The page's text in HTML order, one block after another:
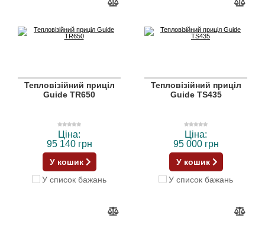
Тепловізійний приціл
Guide TR650
Ціна:
95 140 грн
У кошик
У список бажань
Тепловізійний приціл
Guide TS435
Ціна:
95 000 грн
У кошик
У список бажань